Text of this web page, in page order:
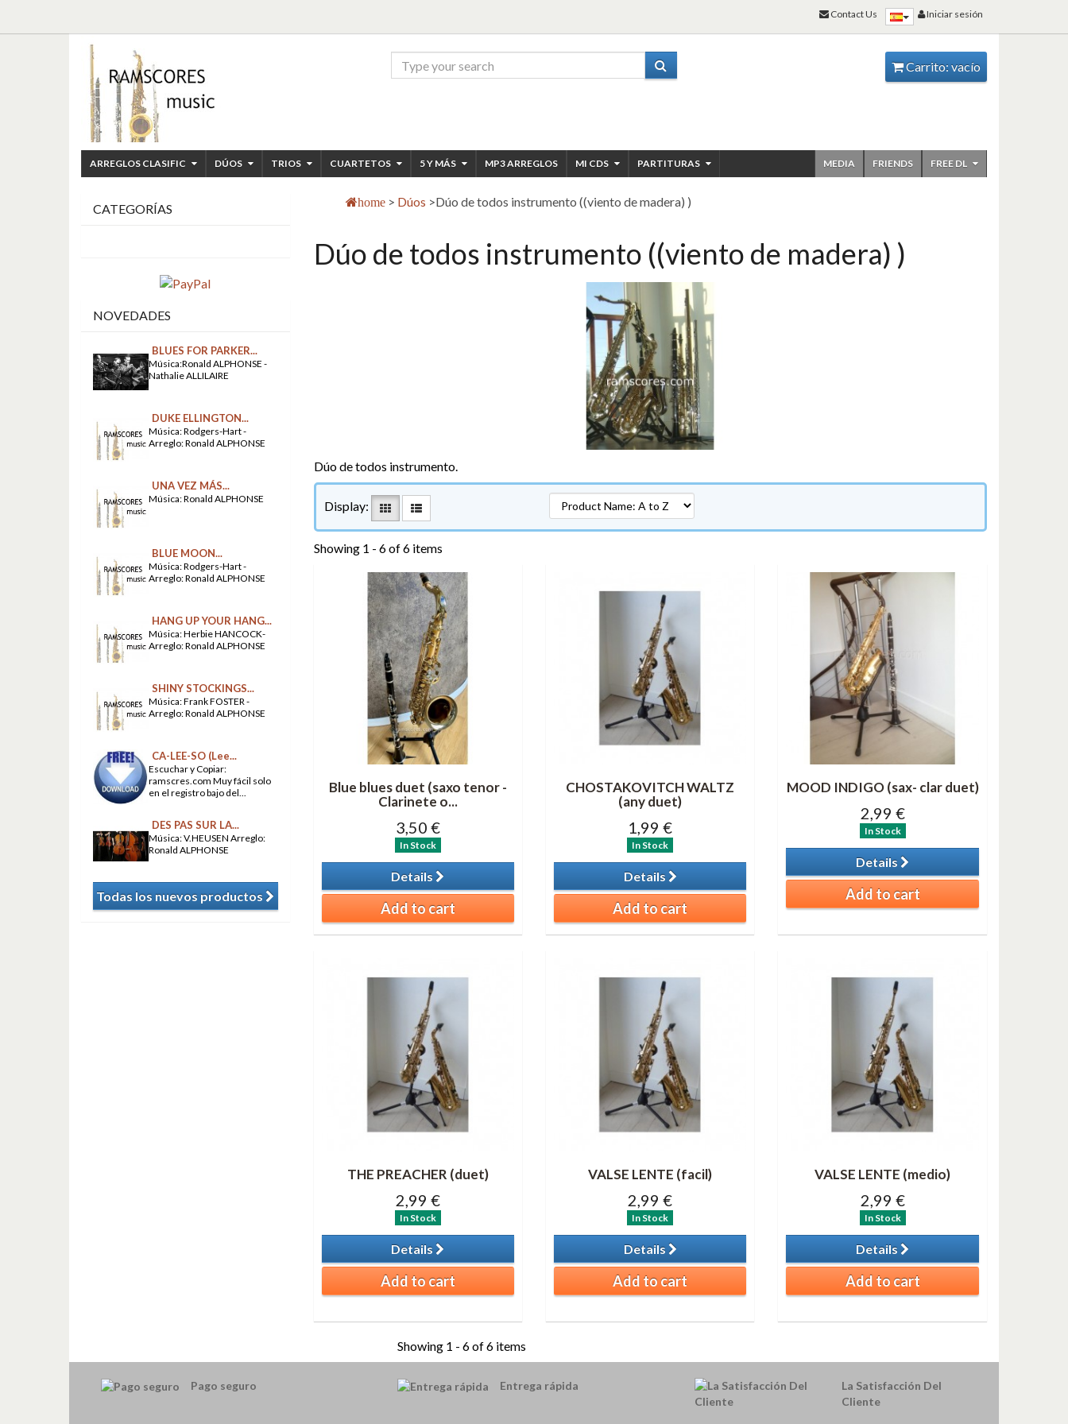
Carrito: vacío
ARREGLOS CLASIFIC DÚOS TRIOS CUARTETOS 5 Y MÁS MP3 ARREGLOS MI CDS PARTITURAS FREE DL
FRIENDS
MEDIA
home > Dúos >Dúo de todos instrumento ((viento de madera) )
Dúo de todos instrumento ((viento de madera) )
Dúo de todos instrumento.
Display:
Showing 1 - 6 of 6 items
Blue blues duet (saxo tenor -
Clarinete o...
3,50 €
In Stock
Details
Add to cart
CHOSTAKOVITCH WALTZ
(any duet)
1,99 €
In Stock
Details
Add to cart
MOOD INDIGO (sax- clar duet)
2,99 €
In Stock
Details
Add to cart
THE PREACHER (duet)
2,99 €
In Stock
Details
Add to cart
VALSE LENTE (facil)
2,99 €
In Stock
Details
Add to cart
VALSE LENTE (medio)
2,99 €
In Stock
Details
Add to cart
Showing 1 - 6 of 6 items
CATEGORÍAS
NOVEDADES
BLUES FOR PARKER...
Música:Ronald ALPHONSE -
Nathalie ALLILAIRE
DUKE ELLINGTON...
Música: Rodgers-Hart -
Arreglo: Ronald ALPHONSE
UNA VEZ MÁS...
Música: Ronald ALPHONSE
BLUE MOON...
Música: Rodgers-Hart -
Arreglo: Ronald ALPHONSE
HANG UP YOUR HANG...
Música: Herbie HANCOCK-
Arreglo: Ronald ALPHONSE
SHINY STOCKINGS...
Música: Frank FOSTER -
Arreglo: Ronald ALPHONSE
CA-LEE-SO (Lee...
Escuchar y Copiar:
ramscres.com Muy fácil solo
en el registro bajo del...
DES PAS SUR LA...
Música: V.HEUSEN Arreglo:
Ronald ALPHONSE
Todas los nuevos productos
Pago seguro Entrega rápida
La Satisfacción Del
Cliente
Iniciar sesión
Contact Us